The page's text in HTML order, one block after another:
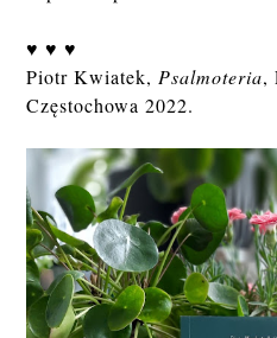
♥ ♥ ♥
Piotr Kwiatek, Psalmoteria,
Częstochowa 2022.